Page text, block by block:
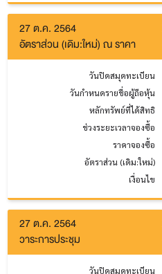
27 ต.ค. 2564
อัตราส่วน (เดิม:ใหม่) ณ ราคา
วันปิดสมุดทะเบียน
วันกำหนดรายชื่อผู้ถือหุ้น
หลักทรัพย์ที่ได้สิทธิ
ช่วงระยะเวลาจองซื้อ
ราคาจองซื้อ
อัตราส่วน (เดิม:ใหม่)
เงื่อนไข
27 ต.ค. 2564
วาระการประชุม
วันปิดสมุดทะเบียน